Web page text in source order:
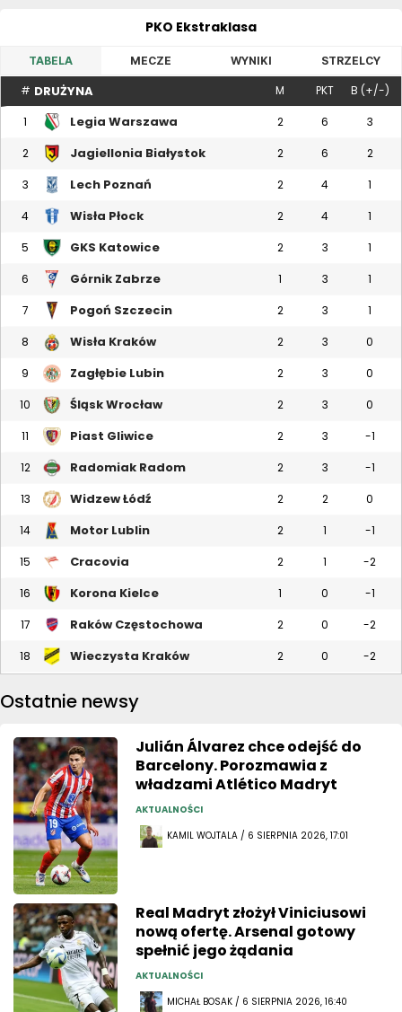
PKO Ekstraklasa
TABELA MECZE WYNIKI STRZELCY
# DRUŻYNA M PKT B (+/-)
1 Legia Warszawa 2 6 3
2 Jagiellonia Białystok 2 6 2
3 Lech Poznań 2 4 1
4 Wisła Płock 2 4 1
5 GKS Katowice 2 3 1
6 Górnik Zabrze 1 3 1
7 Pogoń Szczecin 2 3 1
8 Wisła Kraków 2 3 0
9 Zagłębie Lubin 2 3 0
10 Śląsk Wrocław 2 3 0
11 Piast Gliwice 2 3 -1
12 Radomiak Radom 2 3 -1
13 Widzew Łódź 2 2 0
14 Motor Lublin 2 1 -1
15 Cracovia 2 1 -2
16 Korona Kielce 1 0 -1
17 Raków Częstochowa 2 0 -2
18 Wieczysta Kraków 2 0 -2
Ostatnie newsy
Julián Álvarez chce odejść do
Barcelony. Porozmawia z
władzami Atlético Madryt
AKTUALNOŚCI
KAMIL WOJTALA / 6 SIERPNIA 2026, 17:01
Real Madryt złożył Viniciusowi
nową ofertę. Arsenal gotowy
spełnić jego żądania
AKTUALNOŚCI
MICHAŁ BOSAK / 6 SIERPNIA 2026, 16:40